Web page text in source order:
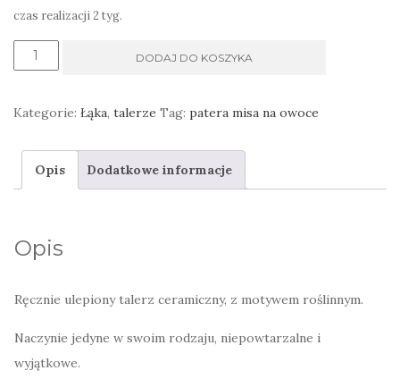
czas realizacji 2 tyg.
ilość
wyższym
Kasztana
DODAJ DO KOSZYKA
Kategorie: Łąka, talerze Tag: patera misa na owoce
Opis Dodatkowe informacje
Opis
Ręcznie ulepiony talerz ceramiczny, z motywem roślinnym.
Naczynie jedyne w swoim rodzaju, niepowtarzalne i
wyjątkowe.